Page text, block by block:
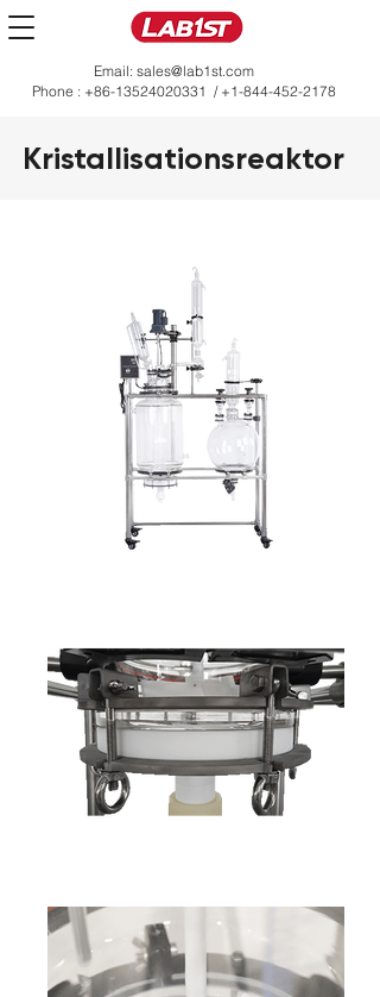
Email: sales@lab1st.com
Phone : +86-13524020331 / +1-844-452-2178
Kristallisationsreaktor